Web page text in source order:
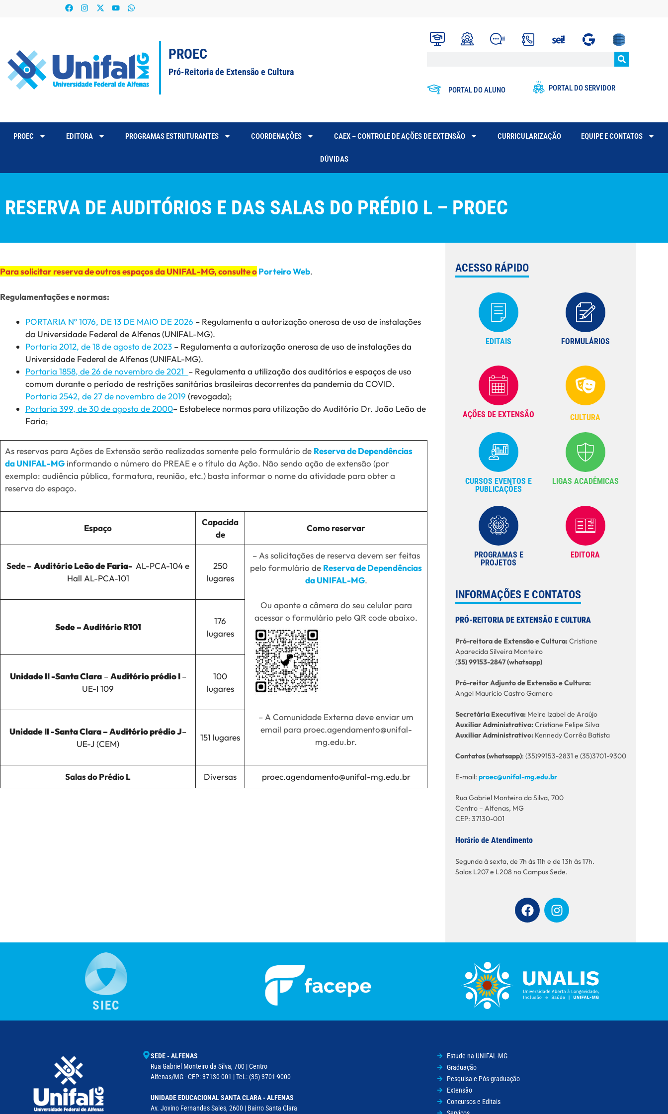
PROEC
Pró-Reitoria de Extensão e Cultura
PORTAL DO ALUNO PORTAL DO SERVIDOR
PROEC EDITORA PROGRAMAS ESTRUTURANTES COORDENAÇÕES CAEX – CONTROLE DE AÇÕES DE EXTENSÃO CURRICULARIZAÇÃO EQUIPE E CONTATOS
DÚVIDAS
RESERVA DE AUDITÓRIOS E DAS SALAS DO PRÉDIO L – PROEC
Para solicitar reserva de outros espaços da UNIFAL-MG, consulte oPorteiro Web.
Regulamentações e normas:
PORTARIA Nº 1076, DE 13 DE MAIO DE 2026 – Regulamenta a autorização onerosa de uso de instalações
da Universidade Federal de Alfenas (UNIFAL-MG).
Portaria 2012, de 18 de agosto de 2023 – Regulamenta a autorização onerosa de uso de instalações da
Universidade Federal de Alfenas (UNIFAL-MG).
Portaria 1858, de 26 de novembro de 2021 – Regulamenta a utilização dos auditórios e espaços de uso
comum durante o período de restrições sanitárias brasileiras decorrentes da pandemia da COVID.
Portaria 2542, de 27 de novembro de 2019 (revogada);
Portaria 399, de 30 de agosto de 2000– Estabelece normas para utilização do Auditório Dr. João Leão de
Faria;
As reservas para Ações de Extensão serão realizadas somente pelo formulário de Reserva de Dependências
da UNIFAL-MGinformando o número do PREAE e o título da Ação. Não sendo ação de extensão (por
exemplo: audiência pública, formatura, reunião, etc.) basta informar o nome da atividade para obter a
reserva do espaço.
Espaço
Capacida
de
Como reservar
Sede – Auditório Leão de Faria- AL-PCA-104 e
Hall AL-PCA-101
250
lugares
– As solicitações de reserva devem ser feitas
pelo formulário de Reserva de Dependências
da UNIFAL-MG.
Ou aponte a câmera do seu celular para
acessar o formulário pelo QR code abaixo.
– A Comunidade Externa deve enviar um
email para proec.agendamento@unifal-
mg.edu.br.
Sede –Auditório R101
176
lugares
Unidade II -Santa Clara–Auditório prédio I–
UE-I 109
100
lugares
Unidade II -Santa Clara – Auditório prédio J–
UE-J (CEM)
151 lugares
Salas do Prédio L Diversas proec.agendamento@unifal-mg.edu.br
ACESSO RÁPIDO
EDITAIS FORMULÁRIOS
AÇÕES DE EXTENSÃO CULTURA
CURSOS EVENTOS E
PUBLICAÇÕES
LIGAS ACADÊMICAS
PROGRAMAS E
PROJETOS
EDITORA
INFORMAÇÕES E CONTATOS
PRÓ-REITORIA DE EXTENSÃO E CULTURA
Pró-reitora de Extensão e Cultura:Cristiane
Aparecida Silveira Monteiro
(35) 99153-2847 (whatsapp)
Pró-reitor Adjunto de Extensão e Cultura:
Angel Mauricio Castro Gamero
Secretária Executiva: Meire Izabel de Araújo
Auxiliar Administrativa:Cristiane Felipe Silva
Auxiliar Administrativo: Kennedy Corrêa Batista
Contatos (whatsapp): (35)99153-2831 e (35)3701-9300
E-mail: proec@unifal-mg.edu.br
Rua Gabriel Monteiro da Silva, 700
Centro – Alfenas, MG
CEP: 37130-001
Horário de Atendimento
Segunda à sexta, de 7h às 11h e de 13h às 17h.
Salas L207 e L208 no Campus Sede.
SIEC
SEDE - ALFENAS
Rua Gabriel Monteiro da Silva, 700 | Centro
Alfenas/MG - CEP: 37130-001 | Tel.: (35) 3701-9000
UNIDADE EDUCACIONAL SANTA CLARA - ALFENAS
Av. Jovino Fernandes Sales, 2600 | Bairro Santa Clara
Estude na UNIFAL-MG
Graduação
Pesquisa e Pós-graduação
Extensão
Concursos e Editais